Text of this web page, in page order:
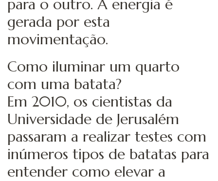
para o outro. A energia é
gerada por esta
movimentação.
Como iluminar um quarto
com uma batata?
Em 2010, os cientistas da
Universidade de Jerusalém
passaram a realizar testes com
inúmeros tipos de batatas para
entender como elevar a